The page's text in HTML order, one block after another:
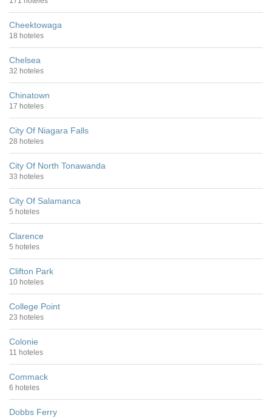
Cheektowaga
18 hoteles
Chelsea
32 hoteles
Chinatown
17 hoteles
City Of Niagara Falls
28 hoteles
City Of North Tonawanda
33 hoteles
City Of Salamanca
5 hoteles
Clarence
5 hoteles
Clifton Park
10 hoteles
College Point
23 hoteles
Colonie
11 hoteles
Commack
6 hoteles
Dobbs Ferry